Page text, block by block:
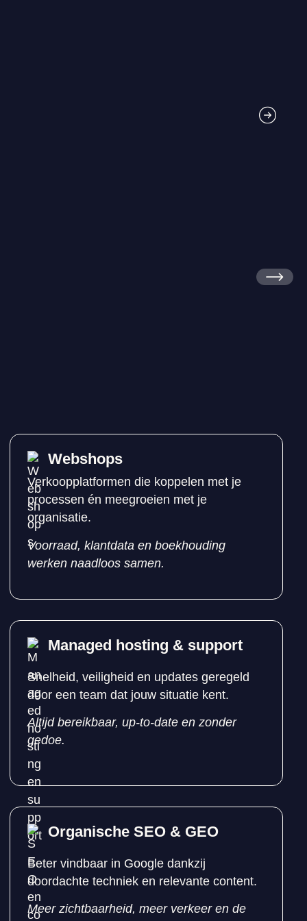
Webshops
Verkoopplatformen die koppelen met je
processen én meegroeien met je
organisatie.
Voorraad, klantdata en boekhouding
werken naadloos samen.
Managed hosting & support
Snelheid, veiligheid en updates geregeld
door een team dat jouw situatie kent.
Altijd bereikbaar, up-to-date en zonder
gedoe.
Organische SEO & GEO
Beter vindbaar in Google dankzij
doordachte techniek en relevante content.
Meer zichtbaarheid, meer verkeer en de